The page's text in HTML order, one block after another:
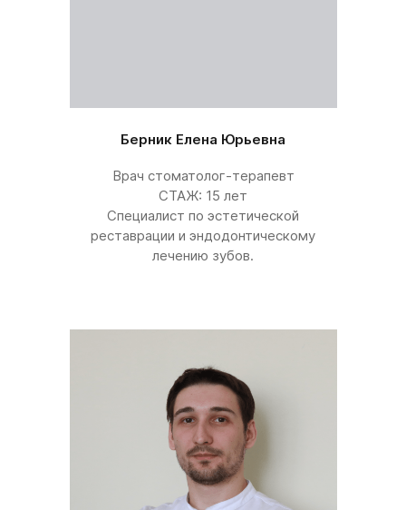
Берник Елена Юрьевна
Врач стоматолог-терапевт
СТАЖ: 15 лет
Специалист по эстетической
реставрации и эндодонтическому
лечению зубов.